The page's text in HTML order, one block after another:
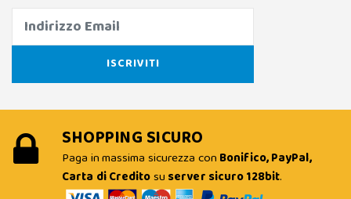
SHOPPING SICURO
Paga in massima sicurezza con Bonifico, PayPal,
Carta di Creditosu server sicuro 128bit.